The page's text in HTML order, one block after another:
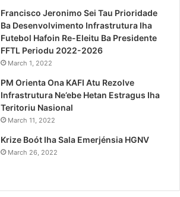
Francisco Jeronimo Sei Tau Prioridade
Ba Desenvolvimento Infrastrutura Iha
Futebol Hafoin Re-Eleitu Ba Presidente
FFTL Periodu 2022-2026
March 1, 2022
PM Orienta Ona KAFI Atu Rezolve
Infrastrutura Ne’ebe Hetan Estragus Iha
Teritoriu Nasional
March 11, 2022
Krize Boót Iha Sala Emerjénsia HGNV
March 26, 2022